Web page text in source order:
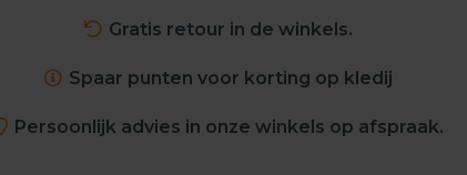
Gratis retour in de winkels.
Spaar punten voor korting op kledij
Persoonlijk advies in onze winkels op afspraak.